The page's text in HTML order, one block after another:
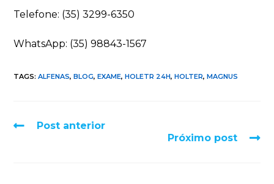
Telefone: (35) 3299-6350
WhatsApp: (35) 98843-1567
TAGS:ALFENAS, BLOG, EXAME, HOLETR 24H, HOLTER, MAGNUS
Post anterior
Próximo post